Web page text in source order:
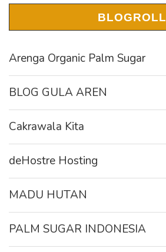
BLOGROLL
Arenga Organic Palm Sugar
BLOG GULA AREN
Cakrawala Kita
deHostre Hosting
MADU HUTAN
PALM SUGAR INDONESIA